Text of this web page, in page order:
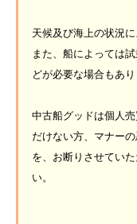
天候及び海上の状況
また、船によっては
どが必要な場合もあ
中古船グッドは個人
だけない方、マナー
を、お断りさせてい
い。